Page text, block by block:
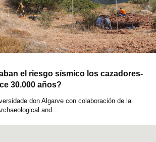
el riesgo sísmico los cazadores-
30.000 años?
don Algarve con colaboración de la
and...